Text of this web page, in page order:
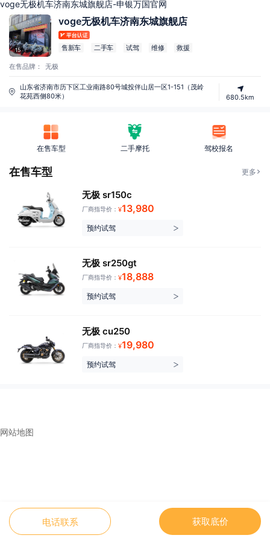
voge无极机车济南东城旗舰店-申银万国官网
15
voge无极机车济南东城旗舰店
售新车 二手车 试驾 维修 救援
在售品牌： 无极
山东省济南市历下区工业南路80号城投伴山居一区1-151（茂岭
花苑西侧80米）
680.5km
在售车型 二手摩托 驾校报名
在售车型 更多
无极 sr150c
厂商指导价： ¥13,980
预约试驾
无极 sr250gt
厂商指导价： ¥18,888
预约试驾
无极 cu250
厂商指导价： ¥19,980
预约试驾
电话联系 获取底价
网站地图